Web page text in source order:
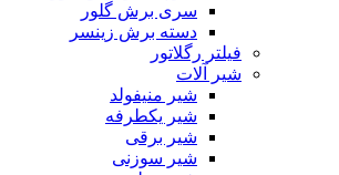
سری برش گلور
دسته برش زینسر
فیلتر رگلاتور
شیر آلات
شیر منیفولد
شیر یکطرفه
شیر برقی
شیر سوزنی